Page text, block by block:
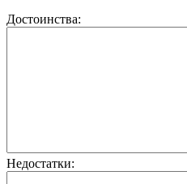
Достоинства:
Недостатки: